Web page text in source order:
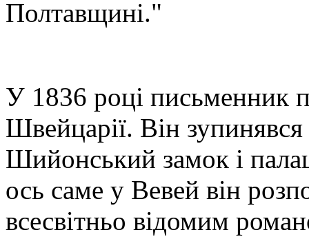
Полтавщині."
У 1836 році письменник
Швейцарії. Він зупинявся
Шийонський замок і
ось саме у Вевей він
всесвітньо відомим